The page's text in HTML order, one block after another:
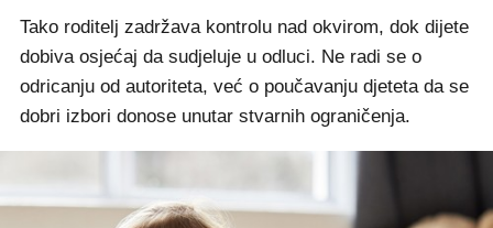
Tako roditelj zadržava kontrolu nad okvirom, dok dijete
dobiva osjećaj da sudjeluje u odluci. Ne radi se o
odricanju od autoriteta, već o poučavanju djeteta da se
dobri izbori donose unutar stvarnih ograničenja.